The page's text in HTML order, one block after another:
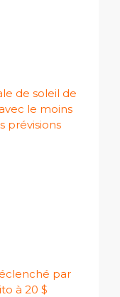
de soleil de
le moins
prévisions
par
à 20 $